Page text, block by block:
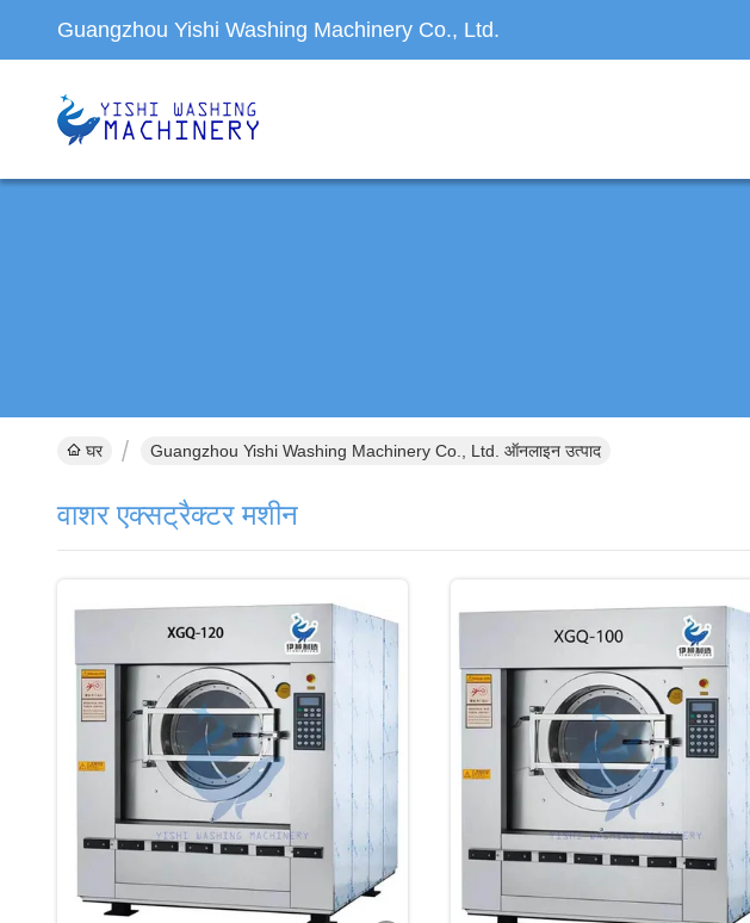
Guangzhou Yishi Washing Machinery Co., Ltd.
घर Guangzhou Yishi Washing Machinery Co., Ltd. ऑनलाइन उत्पाद
वाशर एक्सट्रैक्टर मशीन